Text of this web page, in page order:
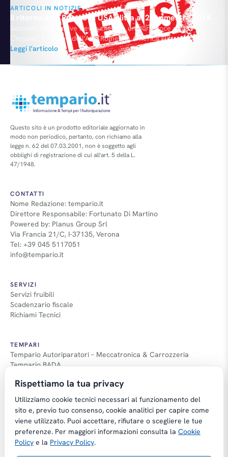
ARTICOLI IN NOTIZIE
Il ritorno Alfa Romeo in USA slitta al 2° trimestre 2014
Secondo Automotive News, che cita un portavoce della
Chrysler, il ritorno dell'Alfa Romeo in America slitterà fino al
secondo trimestre del prossimo anno. Lo scorso gennaio
l'Amministratore Delegato di Fiat, Sergio Marchionne, aveva
assicurato che lo sbarco del Biscione in USA con la supercar
Leggi l'articolo
Questo sito è un prodotto editoriale aggiornato in
modo non periodico, pertanto, con richiamo alla
legge n. 62 del 07.03.2001, non è soggetto agli
obblighi di registrazione di cui all'art. 5 della L.
47/1948.
CONTATTI
Nome Redazione: tempario.it
Direttore Responsabile: Fortunato Di Martino
Powered by: Planus Group Srl
Via Francia 21/C, I-37135, Verona
Tel: +39 045 5117051
info@tempario.it
SERVIZI
Servizi fruibili
Scadenzario fiscale
Richiami Tecnici
TEMPARI
Tempario Autoriparatori – Meccatronica & Carrozzeria
Tempario BADA
Guida Applicazione Tempi
Copyright © Tempario.it | Powered by
Planus Group Srl - P.I. IT03584100238
Rispettiamo la tua privacy
Utilizziamo cookie tecnici necessari al funzionamento del
sito e, previo tuo consenso, cookie analitici per capire come
viene utilizzato. Puoi accettare, rifiutare o scegliere le tue
preferenze. Per maggiori informazioni consulta la Cookie
Policy e la Privacy Policy.